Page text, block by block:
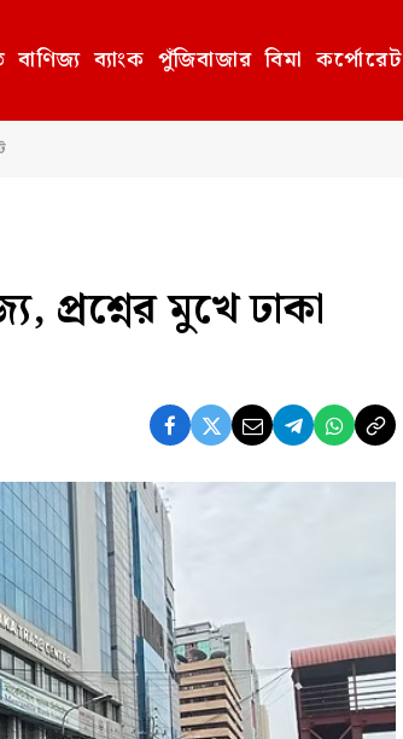
বাণিজ্য ব্যাংক পুঁজিবাজার বিমা কর্পোরেট
প্রশ্নের মুখে ঢাকা